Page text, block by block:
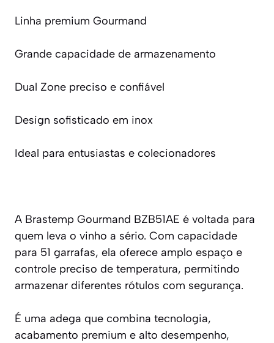
Linha premium Gourmand
Grande capacidade de armazenamento
Dual Zone preciso e confiável
Design sofisticado em inox
Ideal para entusiastas e colecionadores
A Brastemp Gourmand BZB51AE é voltada para
quem leva o vinho a sério. Com capacidade
para 51 garrafas, ela oferece amplo espaço e
controle preciso de temperatura, permitindo
armazenar diferentes rótulos com segurança.
É uma adega que combina tecnologia,
acabamento premium e alto desempenho,